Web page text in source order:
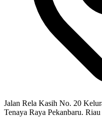
Jalan Rela Kasih No. 20
Tenaya Raya Pekanbaru. Riau